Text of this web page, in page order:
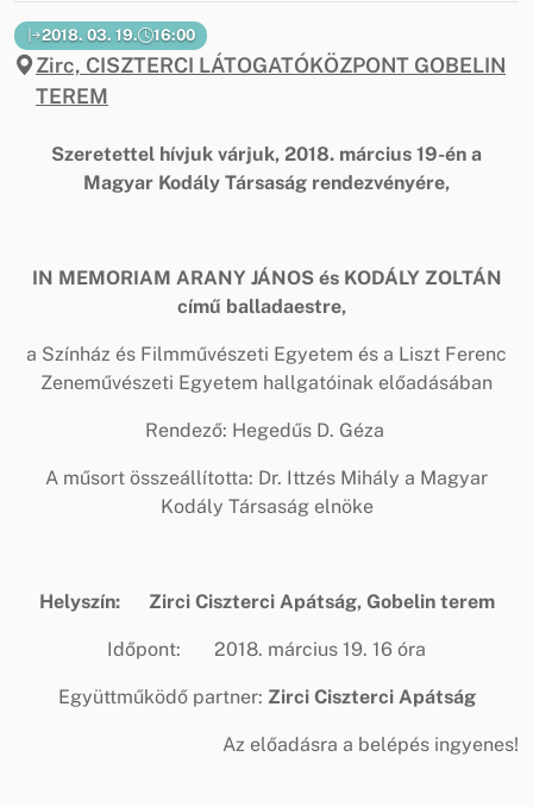
2018. 03. 19. 16:00
Zirc, CISZTERCI LÁTOGATÓKÖZPONT GOBELIN
TEREM
Szeretettel hívjuk várjuk, 2018. március 19-én a
Magyar Kodály Társaság rendezvényére,
IN MEMORIAM ARANY JÁNOS és KODÁLY ZOLTÁN
című balladaestre,
a Színház és Filmművészeti Egyetem és a Liszt Ferenc
Zeneművészeti Egyetem hallgatóinak előadásában
Rendező: Hegedűs D. Géza
A műsort összeállította: Dr. Ittzés Mihály a Magyar
Kodály Társaság elnöke
Helyszín: Zirci Ciszterci Apátság, Gobelin terem
Időpont: 2018. március 19. 16 óra
Együttműködő partner: Zirci Ciszterci Apátság
Az előadásra a belépés ingyenes!